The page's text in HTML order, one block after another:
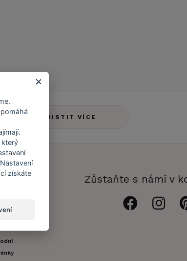
ZJISTIT VÍCE
Zůstaňte s námi v
který
získáte